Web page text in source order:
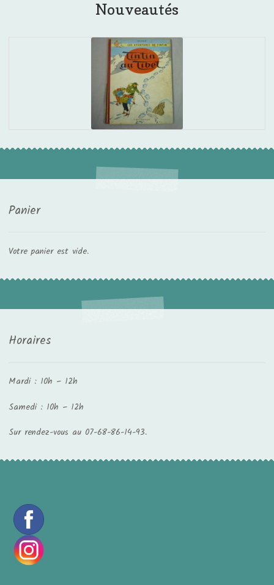
Nouveautés
Panier
Votre panier est vide.
Horaires
Mardi : 10h – 12h
Samedi : 10h – 12h
Sur rendez-vous au 07-68-86-14-93.